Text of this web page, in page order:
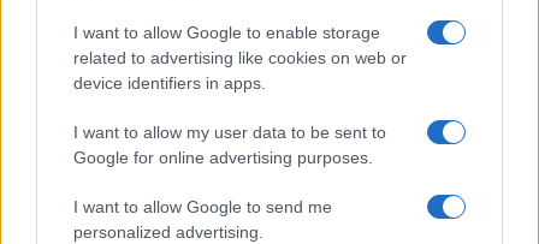
I want to allow Google to enable storage
related to advertising like cookies on web or
device identifiers in apps.
I want to allow my user data to be sent to
Google for online advertising purposes.
I want to allow Google to send me
personalized advertising.
ecc.). Sono in genere molto lunghe e infatti
prevedono spesso degli scali. Si possono
svolgere individualmente, in coppia o in
squadra.
adrenalina ed emozioni forti